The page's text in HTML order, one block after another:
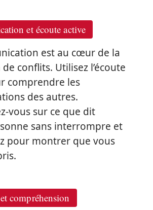
et écoute active
est au cœur de la
conflits. Utilisez l’écoute
comprendre les
des autres.
vous sur ce que dit
sans interrompre et
pour montrer que vous
compréhension